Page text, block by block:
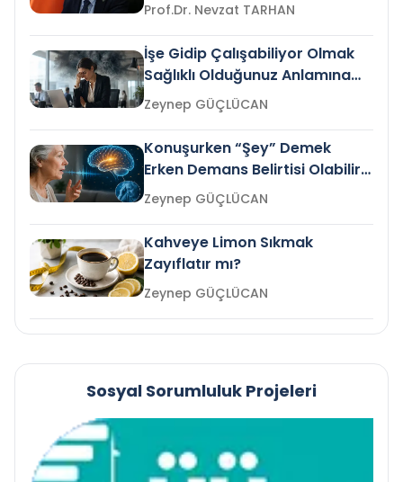
Prof.Dr. Nevzat TARHAN
İşe Gidip Çalışabiliyor Olmak
Sağlıklı Olduğunuz Anlamına
Gelir mi?Zeynep GÜÇLÜCAN
Konuşurken “Şey” Demek
Erken Demans Belirtisi Olabilir
mi?
Zeynep GÜÇLÜCAN
Kahveye Limon Sıkmak
Zayıflatır mı?
Zeynep GÜÇLÜCAN
Sosyal Sorumluluk Projeleri